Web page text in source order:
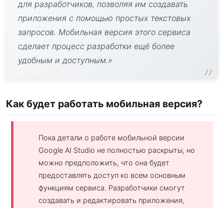
для разработчиков, позволяя им создавать
приложения с помощью простых текстовых
запросов. Мобильная версия этого сервиса
сделает процесс разработки ещё более
удобным и доступным.»
Как будет работать мобильная версия?
Пока детали о работе мобильной версии
Google AI Studio не полностью раскрыты, но
можно предположить, что она будет
предоставлять доступ ко всем основным
функциям сервиса. Разработчики смогут
создавать и редактировать приложения,